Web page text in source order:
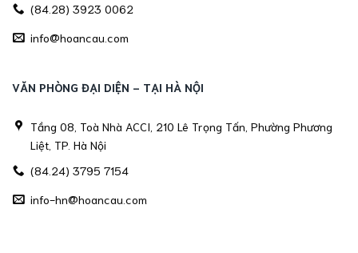
(84.28) 3923 0062
info@hoancau.com
VĂN PHÒNG ĐẠI DIỆN - TẠI HÀ NỘI
Tầng 08, Toà Nhà ACCI, 210 Lê Trọng Tấn, Phường Phương
Liệt, TP. Hà Nội
(84.24) 3795 7154
info-hn@hoancau.com